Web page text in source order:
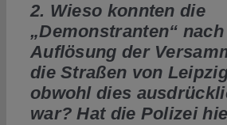
2. Wieso konnten die
„Demonstranten“
Auflösung der
die Straßen von
obwohl dies
war? Hat die Polizei